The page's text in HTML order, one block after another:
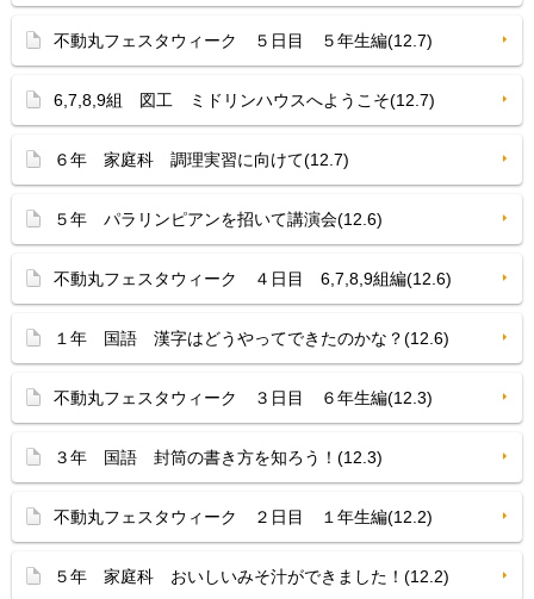
不動丸フェスタウィーク ５日目 ５年生編(12.7)
6,7,8,9組 図工 ミドリンハウスへようこそ(12.7)
６年 家庭科 調理実習に向けて(12.7)
５年 パラリンピアンを招いて講演会(12.6)
不動丸フェスタウィーク ４日目 6,7,8,9組編(12.6)
１年 国語 漢字はどうやってできたのかな？(12.6)
不動丸フェスタウィーク ３日目 ６年生編(12.3)
３年 国語 封筒の書き方を知ろう！(12.3)
不動丸フェスタウィーク ２日目 １年生編(12.2)
５年 家庭科 おいしいみそ汁ができました！(12.2)